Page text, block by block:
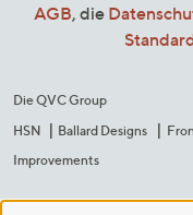
AGB, die
Die QVC Group
HSN
Ballard Designs
Improvements